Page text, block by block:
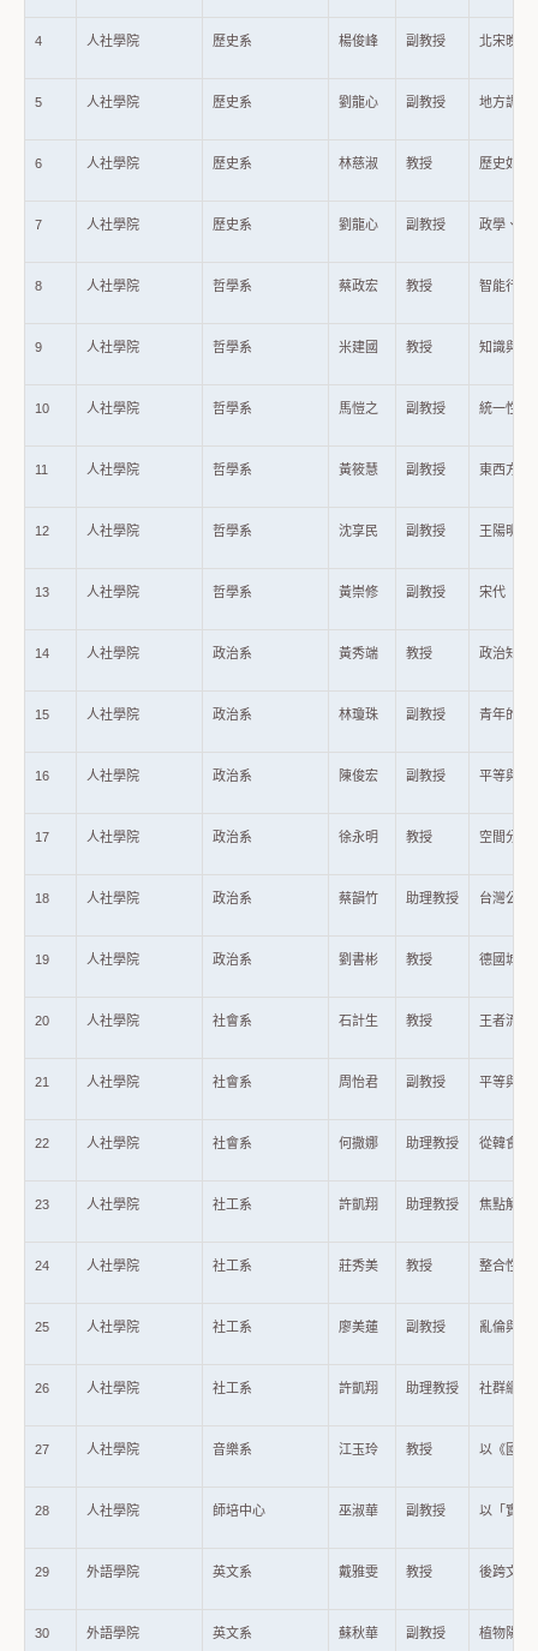
4 人社學院 歷史系 楊俊峰 副教授 北宋晚期
5 人社學院 歷史系 劉龍心 副教授 地方調查
6 人社學院 歷史系 林慈淑 教授 歷史如何
7 人社學院 歷史系 劉龍心 副教授 政學、藝
8 人社學院 哲學系 蔡政宏 教授 智能行動
9 人社學院 哲學系 米建國 教授 知識與行
10 人社學院 哲學系 馬愷之 副教授 統一性的
11 人社學院 哲學系 黃筱慧 副教授 東西方哲
12 人社學院 哲學系 沈享民 副教授 王陽明致
13 人社學院 哲學系 黃崇修 副教授 宋代「中
14 人社學院 政治系 黃秀端 教授 政治知識
15 人社學院 政治系 林瓊珠 副教授 青年的政
16 人社學院 政治系 陳俊宏 副教授 平等與社
17 人社學院 政治系 徐永明 教授 空間分析
18 人社學院 政治系 蔡韻竹 助理教授 台灣公民
19 人社學院 政治系 劉書彬 教授 德國城鄉
20 人社學院 社會系 石計生 教授 王者流行
21 人社學院 社會系 周怡君 副教授 平等與社
22 人社學院 社會系 何撒娜 助理教授 從韓食
23 人社學院 社工系 許凱翔 助理教授 焦點解決
24 人社學院 社工系 莊秀美 教授 整合性社
25 人社學院 社工系 廖美蓮 副教授 亂倫與性
26 人社學院 社工系 許凱翔 助理教授 社群網路
27 人社學院 音樂系 江玉玲 教授 以《國際
28 人社學院 師培中心 巫淑華 副教授 以「實踐
29 外語學院 英文系 戴雅雯 教授 後跨文化
30 外語學院 英文系 蘇秋華 副教授 植物陽形